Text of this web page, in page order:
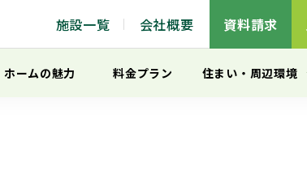
施設一覧 会社概要 資料請求
ホームの魅力 料金プラン 住まい ・ 周辺環境